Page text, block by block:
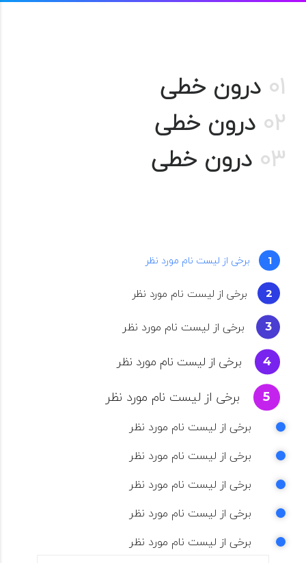
01 درون خطی
02 درون خطی
03 درون خطی
برخی از لیست نام مورد نظر
برخی از لیست نام مورد نظر
برخی از لیست نام مورد نظر
برخی از لیست نام مورد نظر
برخی از لیست نام مورد نظر
برخی از لیست نام مورد نظر
برخی از لیست نام مورد نظر
برخی از لیست نام مورد نظر
برخی از لیست نام مورد نظر
برخی از لیست نام مورد نظر